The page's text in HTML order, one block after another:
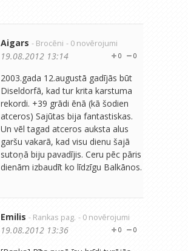
Aigars - Brocēni - 0 novērojumi
0
0
19.08.2012 13:14
2003.gada 12.augustā gadījās būt
Diseldorfā, kad tur krita karstuma
rekordi. +39 grādi ēnā (kā šodien
atceros) Sajūtas bija fantastiskas.
Un vēl tagad atceros auksta alus
garšu vakarā, kad visu dienu šajā
sutoņā biju pavadījis. Ceru pēc pāris
dienām izbaudīt ko līdzīgu Balkānos.
Emilis - Rankas pag. - 0 novērojumi
0
0
19.08.2012 13:36